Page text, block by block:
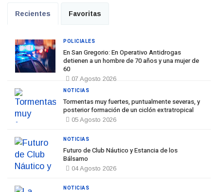
Recientes Favoritas
En San Gregorio: En Operativo Antidrogas
detienen a un hombre de 70 años y una mujer de
60
07 Agosto 2026
POLICIALES
Tormentas muy fuertes, puntualmente severas, y
posterior formación de un ciclón extratropical
05 Agosto 2026
NOTICIAS
Futuro de Club Náutico y Estancia de los
Bálsamo
04 Agosto 2026
NOTICIAS
NOTICIAS